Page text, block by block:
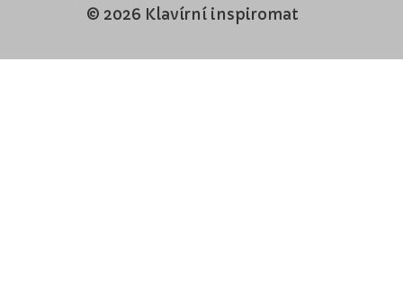
© 2026 Klavírní inspiromat